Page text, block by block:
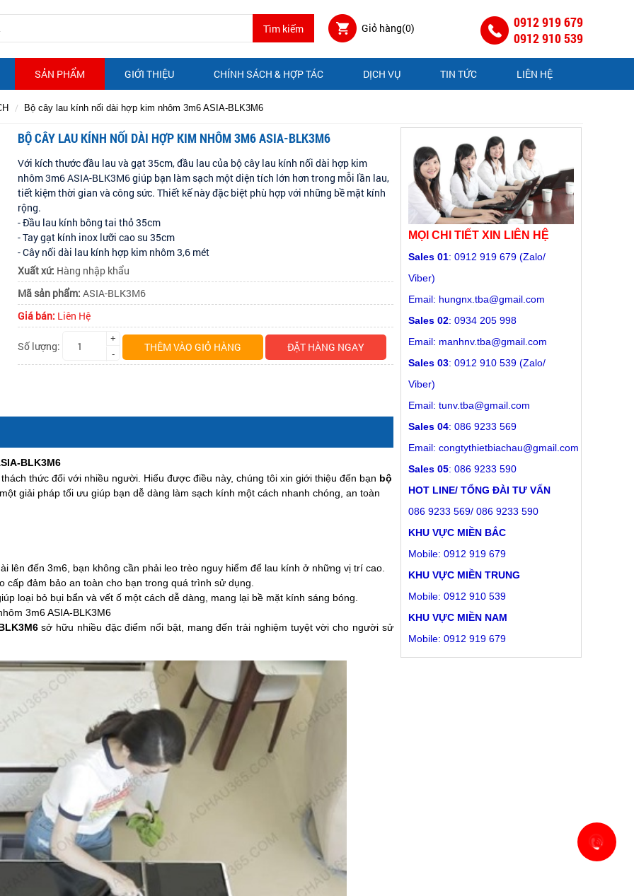
Giỏ hàng(0)
0912 919 679
0912 910 539
SẢN PHẨM GIỚI THIỆU CHÍNH SÁCH & HỢP TÁC DỊCH VỤ TIN TỨC LIÊN HỆ
Bộ cây lau kính nối dài hợp kim nhôm 3m6 ASIA-BLK3M6
BỘ CÂY LAU KÍNH NỐI DÀI HỢP KIM NHÔM 3M6 ASIA-BLK3M6
Với kích thước đầu lau và gạt 35cm, đầu lau của bộ cây lau kính nối dài hợp kim
nhôm 3m6 ASIA-BLK3M6 giúp bạn làm sạch một diện tích lớn hơn trong mỗi lần lau,
tiết kiệm thời gian và công sức. Thiết kế này đặc biệt phù hợp với những bề mặt kính
rộng.
- Đầu lau kính bông tai thỏ 35cm
- Tay gạt kính inox lưỡi cao su 35cm
- Cây nối dài lau kính hợp kim nhôm 3,6 mét
Xuất xứ: Hàng nhập khẩu
Mã sản phẩm: ASIA-BLK3M6
Giá bán: Liên Hệ
Số lượng:
+
-
THÊM VÀO GIỎ HÀNG ĐẶT HÀNG NGAY
BLK3M6
thức đối với nhiều người. Hiểu được điều này, chúng tôi xin giới thiệu đến bạn bộ
giải pháp tối ưu giúp bạn dễ dàng làm sạch kính một cách nhanh chóng, an toàn
lên đến 3m6, bạn không cần phải leo trèo nguy hiểm để lau kính ở những vị trí cao.
cấp đảm bảo an toàn cho bạn trong quá trình sử dụng.
loại bỏ bụi bẩn và vết ố một cách dễ dàng, mang lại bề mặt kính sáng bóng.
3m6 ASIA-BLK3M6
sở hữu nhiều đặc điểm nổi bật, mang đến trải nghiệm tuyệt vời cho người sử
MỌI CHI TIẾT XIN LIÊN HỆ
Sales 01: 0912 919 679 (Zalo/
Viber)
Email: hungnx.tba@gmail.com
Sales 02: 0934 205 998
Email: manhnv.tba@gmail.com
Sales 03: 0912 910 539 (Zalo/
Viber)
Email: tunv.tba@gmail.com
Sales 04: 086 9233 569
Email: congtythietbiachau@gmail.com
Sales 05: 086 9233 590
HOT LINE/ TỔNG ĐÀI TƯ VẤN
086 9233 569/ 086 9233 590
KHU VỰC MIỀN BẮC
Mobile: 0912 919 679
KHU VỰC MIỀN TRUNG
Mobile: 0912 910 539
KHU VỰC MIỀN NAM
Mobile: 0912 919 679